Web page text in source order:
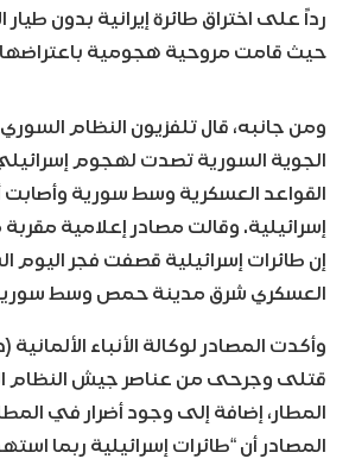
رداً على اختراق طائرة إيرانية بدون طيار
حيث قامت مروحية هجومية
ومن جانبه، قال تلفزيون النظام
الجوية السورية تصدت لهجوم
القواعد العسكرية وسط سورية وأصابت
إسرائيلية. وقالت مصادر إعلامية
إن طائرات إسرائيلية قصفت فجر اليوم
العسكري شرق مدينة حمص وسط
وأكدت المصادر لوكالة الأنباء
قتلى وجرحى من عناصر جيش النظام
المطار، إضافة إلى وجود أضرار في
المصادر أن “طائرات إسرائيلية ربما